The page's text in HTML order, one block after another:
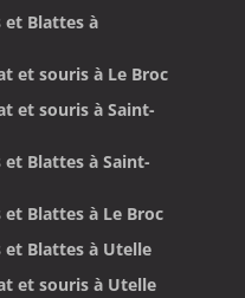
et Blattes à
et souris à Le Broc
et souris à Saint-
et Blattes à Saint-
Blattes à Le Broc
et Blattes à Utelle
et souris à Utelle